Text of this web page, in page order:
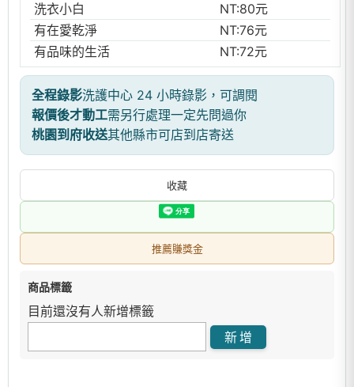
洗衣小白
NT:80元
有在愛乾淨
NT:76元
有品味的生活
NT:72元
全程錄影洗護中心 24 小時錄影，可調閱
報價後才動工需另行處理一定先問過你
桃園到府收送其他縣市可店到店寄送
收藏
推薦賺獎金
商品標籤
目前還沒有人新增標籤